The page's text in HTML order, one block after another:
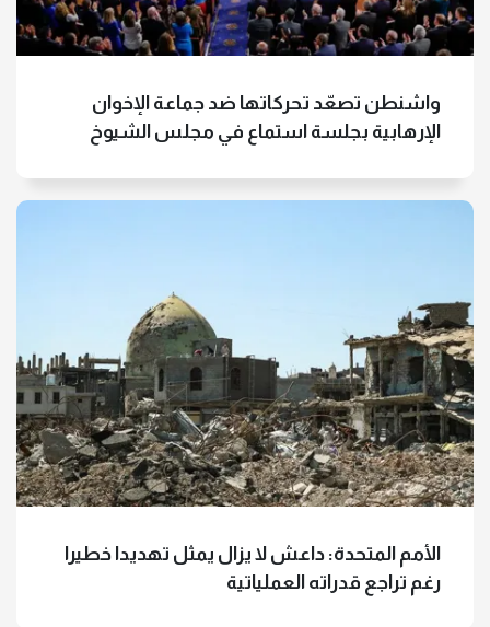
واشنطن تصعّد تحركاتها ضد جماعة الإخوان
الإرهابية بجلسة استماع في مجلس الشيوخ
الأمم المتحدة: داعش لا يزال يمثل تهديدا خطيرا
رغم تراجع قدراته العملياتية